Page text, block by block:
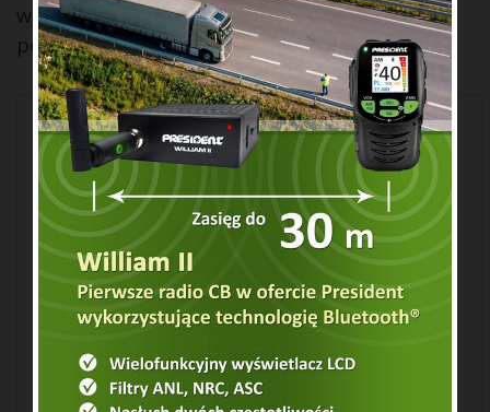
wszystkimi radiotelefonami PRESIDENT,
posiadającymi 6-pinowe złącze mikrofonowe.